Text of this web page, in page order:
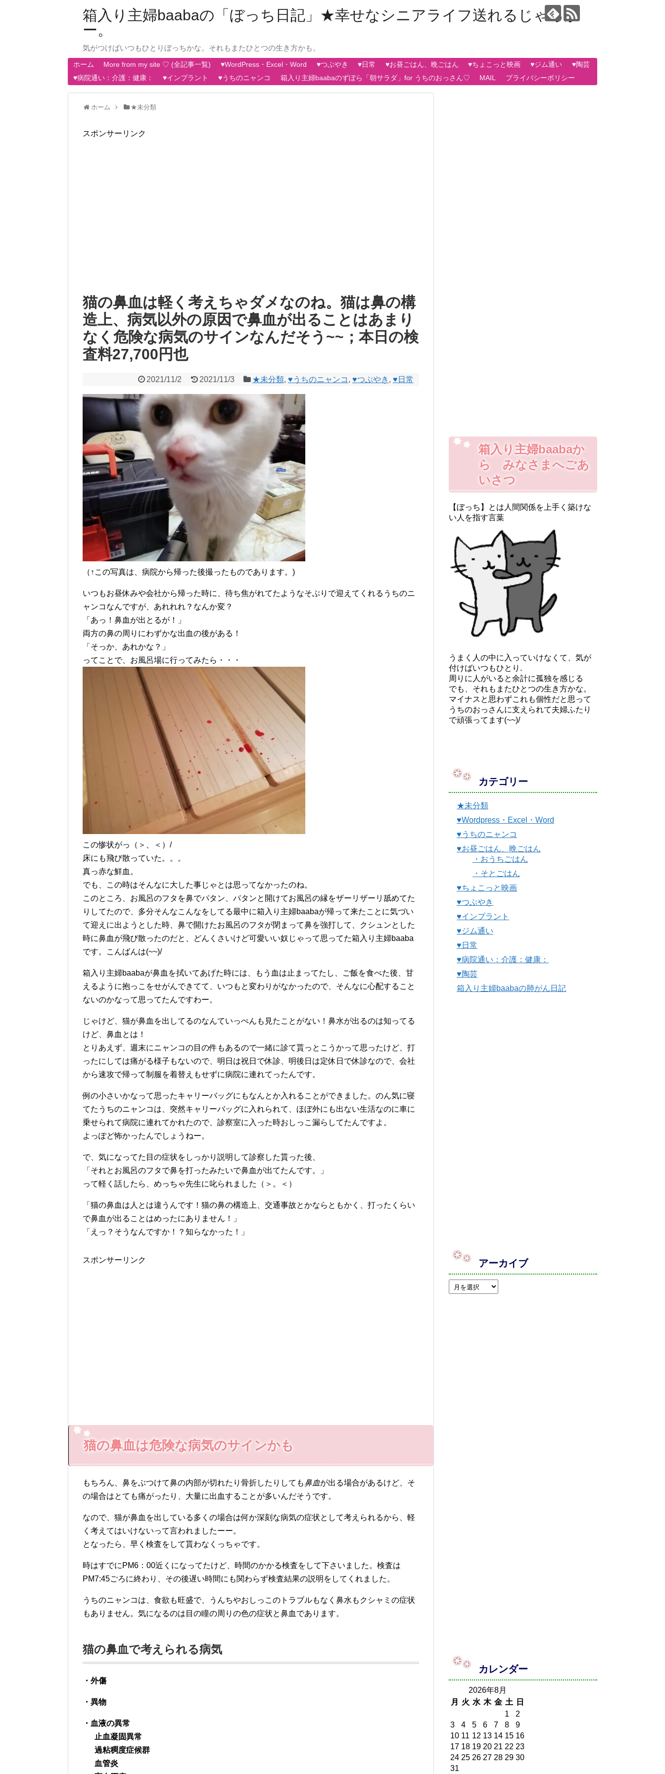
箱入り主婦baabaの「ぼっち日記」★幸せなシニアライフ送れるじゃろか
ー。
気がつけばいつもひとりぼっちかな。それもまたひとつの生き方かも。
ホーム More from my site ♡ (全記事一覧) ♥WordPress・Excel・Word ♥つぶやき ♥日常 ♥お昼ごはん、晩ごはん ♥ちょこっと映画 ♥ジム通い
♥陶芸
♥病院通い：介護：健康：
♥インプラント ♥うちのニャンコ 箱入り主婦baabaのずぼら「朝サラダ」for うちのおっさん♡ MAIL プライバシーポリシー
ホーム ★未分類
スポンサーリンク
猫の鼻血は軽く考えちゃダメなのね。猫は鼻の構
造上、病気以外の原因で鼻血が出ることはあまり
なく危険な病気のサインなんだそう~~；本日の検
査料27,700円也
2021/11/2 2021/11/3 ★未分類, ♥うちのニャンコ , ♥つぶやき , ♥日常
（↑この写真は、病院から帰った後撮ったものであります。)
いつもお昼休みや会社から帰った時に、待ち焦がれてたようなそぶりで迎えてくれるうちのニ
ャンコなんですが、あれれれ？なんか変？
「あっ！鼻血が出とるが！」
両方の鼻の周りにわずかな出血の後がある！
「そっか、あれかな？」
ってことで、お風呂場に行ってみたら・・・
この惨状がっ（＞、＜）/
床にも飛び散っていた。。。
真っ赤な鮮血。
でも、この時はそんなに大した事じゃとは思ってなかったのね。
このところ、お風呂のフタを鼻でパタン、パタンと開けてお風呂の縁をザーリザーリ舐めてた
りしてたので、多分そんなこんなをしてる最中に箱入り主婦baabaが帰って来たことに気づい
て迎えに出ようとした時、鼻で開けたお風呂のフタが閉まって鼻を強打して、クシュンとした
時に鼻血が飛び散ったのだと、どんくさいけど可愛いい奴じゃって思ってた箱入り主婦baaba
です。こんばんは(~~)/
箱入り主婦baabaが鼻血を拭いてあげた時には、もう血は止まってたし、ご飯を食べた後、甘
えるように抱っこをせがんできてて、いつもと変わりがなかったので、そんなに心配すること
ないのかなって思ってたんですわー。
じゃけど、猫が鼻血を出してるのなんていっぺんも見たことがない！鼻水が出るのは知ってる
けど、鼻血とは！
とりあえず、週末にニャンコの目の件もあるので一緒に診て貰っとこうかって思ったけど、打
ったにしては痛がる様子もないので、明日は祝日で休診、明後日は定休日で休診なので、会社
から速攻で帰って制服を着替えもせずに病院に連れてったんです。
例の小さいかなって思ったキャリーバッグにもなんとか入れることができました。のん気に寝
てたうちのニャンコは、突然キャリーバッグに入れられて、ほぼ外にも出ない生活なのに車に
乗せられて病院に連れてかれたので、診察室に入った時おしっこ漏らしてたんですよ。
よっぽど怖かったんでしょうねー。
で、気になってた目の症状をしっかり説明して診察した貰った後、
「それとお風呂のフタで鼻を打ったみたいで鼻血が出てたんです。」
って軽く話したら、めっちゃ先生に叱られました（＞。＜）
「猫の鼻血は人とは違うんです！猫の鼻の構造上、交通事故とかならともかく、打ったくらい
で鼻血が出ることはめったにありません！」
「えっ？そうなんですか！？知らなかった！」
スポンサーリンク
猫の鼻血は危険な病気のサインかも
もちろん、鼻をぶつけて鼻の内部が切れたり骨折したりしても鼻血が出る場合があるけど、そ
の場合はとても痛がったり、大量に出血することが多いんだそうです。
なので、猫が鼻血を出している多くの場合は何か深刻な病気の症状として考えられるから、軽
く考えてはいけないって言われましたーー。
となったら、早く検査をして貰わなくっちゃです。
時はすでにPM6：00近くになってたけど、時間のかかる検査をして下さいました。検査は
PM7:45ごろに終わり、その後遅い時間にも関わらず検査結果の説明をしてくれました。
うちのニャンコは、食欲も旺盛で、うんちやおしっこのトラブルもなく鼻水もクシャミの症状
もありません。気になるのは目の瞳の周りの色の症状と鼻血であります。
猫の鼻血で考えられる病気
・外傷
・異物
・血液の異常
止血凝固異常
過粘稠度症候群
血管炎
箱入り主婦baabaか
ら みなさまへごあ
いさつ
【ぼっち】とは人間関係を上手く築けな
い人を指す言葉
うまく人の中に入っていけなくて、気が
付けばいつもひとり.
周りに人がいると余計に孤独を感じる
でも、それもまたひとつの生き方かな。
マイナスと思わずこれも個性だと思って
うちのおっさんに支えられて夫婦ふたり
で頑張ってます(~~)/
カテゴリー
★未分類
♥Wordpress・Excel・Word
♥うちのニャンコ
♥お昼ごはん、晩ごはん
・おうちごはん
・そとごはん
♥ちょこっと映画
♥つぶやき
♥インプラント
♥ジム通い
♥日常
♥病院通い：介護：健康：
♥陶芸
箱入り主婦baabaの肺がん日記
アーカイブ
カレンダー
2026年8月
月
火 水 木 金 土
日
1
2
3
4 5 6 7 8
9
10 11 12 13 14 15 16
17 18 19 20 21 22 23
24 25 26 27 28 29 30
31